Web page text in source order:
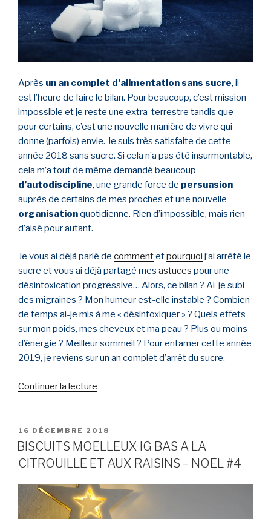
Après un an complet d’alimentation sans sucre, il
est l’heure de faire le bilan. Pour beaucoup, c’est mission
impossible et je reste une extra-terrestre tandis que
pour certains, c’est une nouvelle manière de vivre qui
donne (parfois) envie. Je suis très satisfaite de cette
année 2018 sans sucre. Si cela n’a pas été insurmontable,
cela m’a tout de même demandé beaucoup
d’autodiscipline, une grande force de persuasion
auprès de certains de mes proches et une nouvelle
organisationquotidienne. Rien d’impossible, mais rien
d’aisé pour autant.
Je vous ai déjà parlé de commentetpourquoi j’ai arrêté le
sucre et vous ai déjà partagé mes astuces pour une
désintoxication progressive… Alors, ce bilan ? Ai-je subi
des migraines ? Mon humeur est-elle instable ? Combien
de temps ai-je mis à me « désintoxiquer » ? Quels effets
sur mon poids, mes cheveux et ma peau ? Plus ou moins
d’énergie ? Meilleur sommeil ? Pour entamer cette année
2019, je reviens sur un an complet d’arrêt du sucre.
Continuer la lecture
SANS
SUCRE
:
BILAN »
PUBLIÉ
LE
16 DÉCEMBRE 2018
BISCUITS MOELLEUX IG BAS A LA
CITROUILLE ET AUX RAISINS – NOEL #4